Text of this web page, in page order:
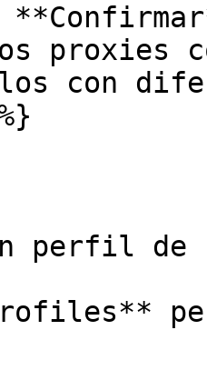
proxies
con
perfil de